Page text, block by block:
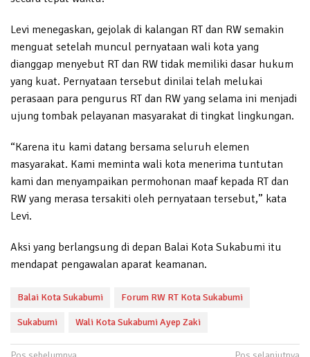
Levi menegaskan, gejolak di kalangan RT dan RW semakin
menguat setelah muncul pernyataan wali kota yang
dianggap menyebut RT dan RW tidak memiliki dasar hukum
yang kuat. Pernyataan tersebut dinilai telah melukai
perasaan para pengurus RT dan RW yang selama ini menjadi
ujung tombak pelayanan masyarakat di tingkat lingkungan.
“Karena itu kami datang bersama seluruh elemen
masyarakat. Kami meminta wali kota menerima tuntutan
kami dan menyampaikan permohonan maaf kepada RT dan
RW yang merasa tersakiti oleh pernyataan tersebut,” kata
Levi.
Aksi yang berlangsung di depan Balai Kota Sukabumi itu
mendapat pengawalan aparat keamanan.
Balai Kota Sukabumi Forum RW RT Kota Sukabumi
Sukabumi Wali Kota Sukabumi Ayep Zaki